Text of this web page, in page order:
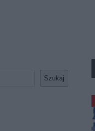
Szukaj